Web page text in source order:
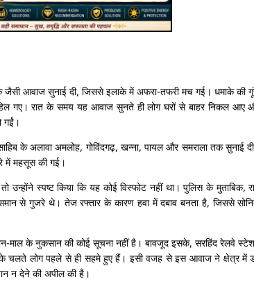
जैसी आवाज सुनाई दी, जिससे इलाके में अफरा-तफरी मच गई। धमाके की
गए। रात के समय यह आवाज सुनते ही लोग घरों से बाहर निकल आए
गईं।
के अलावा अमलोह, गोविंदगढ़, खन्ना, पायल और समराला तक सुनाई
में महसूस की गई।
उन्होंने स्पष्ट किया कि यह कोई विस्फोट नहीं था। पुलिस के मुताबिक,
से गुजरे थे। तेज रफ्तार के कारण हवा में दबाव बनता है, जिससे
माल के नुकसान की कोई सूचना नहीं है। बावजूद इसके, सरहिंद रेलवे
के चलते लोग पहले से ही सहमे हुए हैं। इसी वजह से इस आवाज ने क्षेत्र में
न देने की अपील की है।